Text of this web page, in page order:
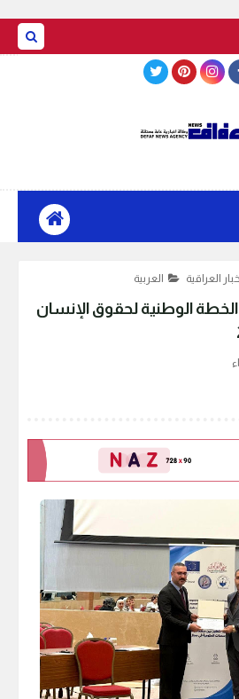
العراقية العربية
الخطة الوطنية لحقوق الإنسان